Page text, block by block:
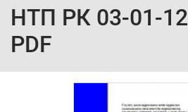
НТП РК 03-01-
PDF